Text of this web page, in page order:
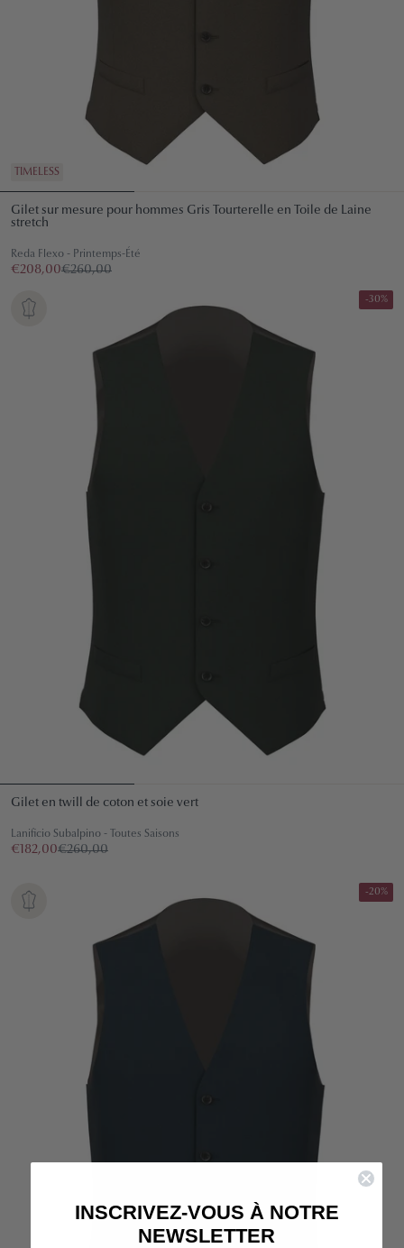
TIMELESS
Gilet sur mesure pour hommes Gris Tourterelle en Toile de Laine
stretch
Reda Flexo - Printemps-Été
€208,00€260,00
-30%
Gilet en twill de coton et soie vert
Lanificio Subalpino - Toutes Saisons
€182,00€260,00
-20%
INSCRIVEZ-VOUS À NOTRE
NEWSLETTER